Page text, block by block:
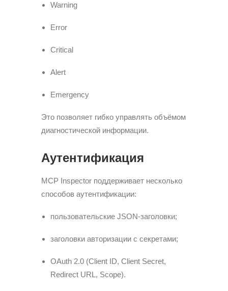
Warning
Error
Critical
Alert
Emergency
Это позволяет гибко управлять объёмом
диагностической информации.
Аутентификация
MCP Inspector поддерживает несколько
способов аутентификации:
пользовательские JSON-заголовки;
заголовки авторизации с секретами;
OAuth 2.0 (Client ID, Client Secret,
Redirect URL, Scope).